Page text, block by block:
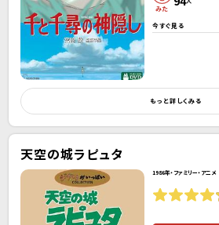
今すぐ見る
もっと詳しくみる
天空の城ラピュタ
1986年・ファミリー・アニメ